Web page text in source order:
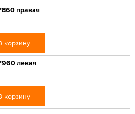
правая
корзину
левая
корзину